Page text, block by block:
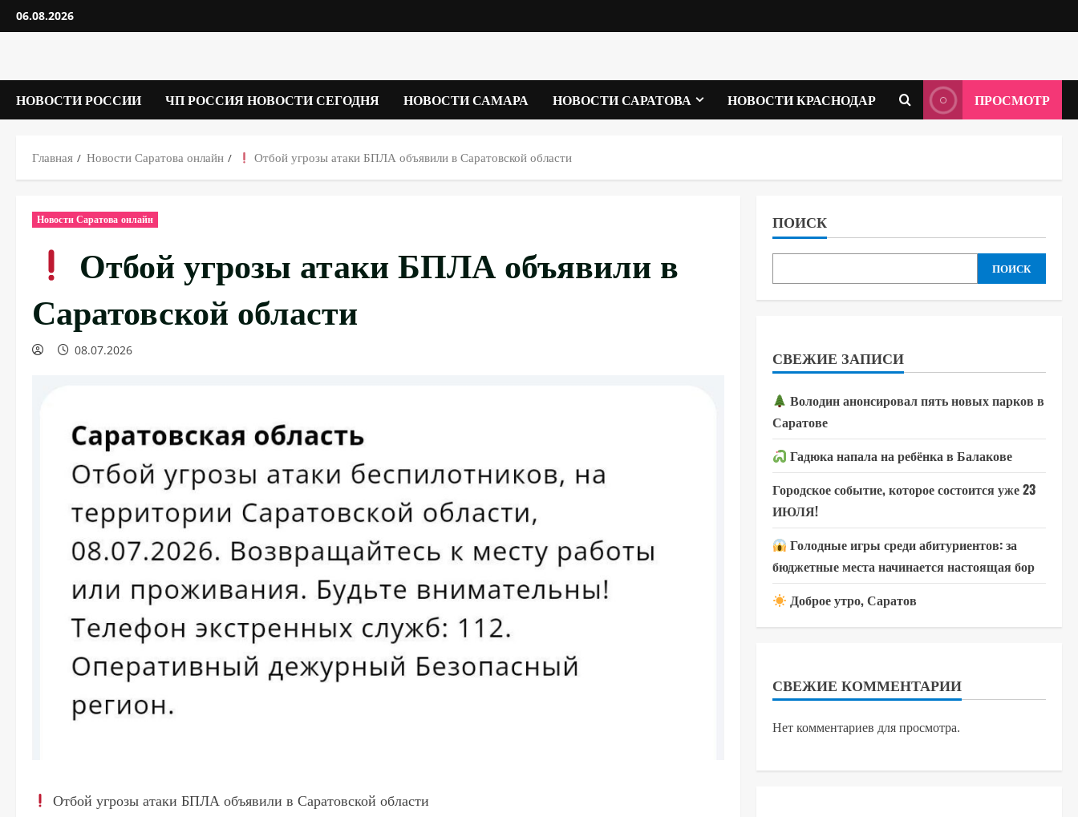
Перейти
к
06.08.2026
НОВОСТИ РОССИИ ЧП РОССИЯ НОВОСТИ СЕГОДНЯ НОВОСТИ САМАРА НОВОСТИ САРАТОВА НОВОСТИ КРАСНОДАР ПРОСМОТР
Главная Новости Саратова онлайн Отбой угрозы атаки БПЛА объявили в Саратовской области
Новости Саратова онлайн
Отбой угрозы атаки БПЛА объявили в
Саратовской области
08.07.2026
Отбой угрозы атаки БПЛА объявили в Саратовской области
ПОИСК
ПОИСК
СВЕЖИЕ ЗАПИСИ
Володин анонсировал пять новых парков в
Саратове
Гадюка напала на ребёнка в Балакове
Городское событие, которое состоится уже 23
ИЮЛЯ!
Голодные игры среди абитуриентов: за
бюджетные места начинается настоящая бор
Доброе утро, Саратов
СВЕЖИЕ КОММЕНТАРИИ
Нет комментариев для просмотра.